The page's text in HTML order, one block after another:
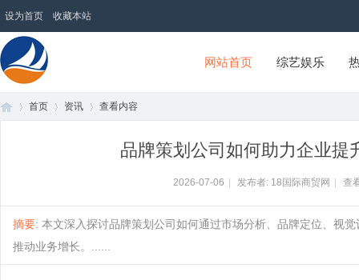
设为首页 收藏本站
18国际商贸网
网站首页 综艺娱乐
首页 资讯 查看内容
品牌策划公司如何助力企业提
2026-07-06 发布者: 18国际商贸网 查
摘要: 本文深入探讨品牌策划公司如何通过市场分析、品牌定位、视
推动业务增长。......